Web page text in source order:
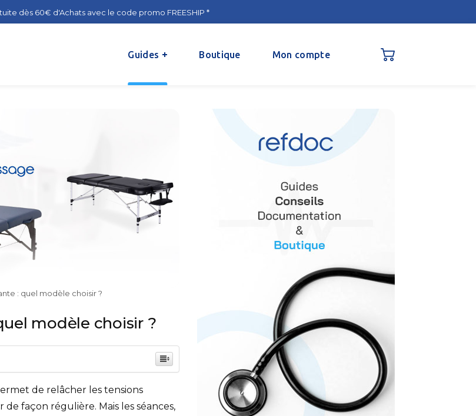
dès 60€ d'Achats avec le code promo FREESHIP *
Guides Boutique Mon compte
: quel modèle choisir ?
modèle choisir ?
de relâcher les tensions
façon régulière. Mais les séances,